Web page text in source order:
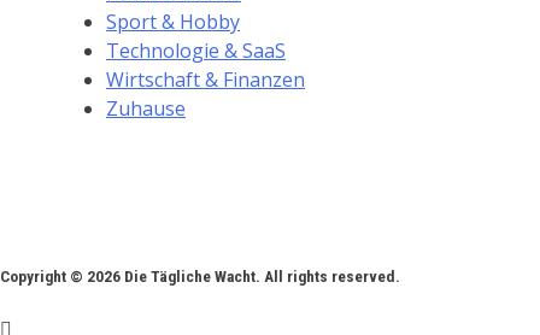
Sport & Hobby
Technologie & SaaS
Wirtschaft & Finanzen
Zuhause
Copyright © 2026 Die Tägliche Wacht. All rights reserved.